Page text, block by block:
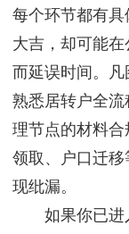
每个环节都有
大吉，却可能
而延误时间。凡
熟悉居转户全
理节点的材料合
领取、户口迁
现纰漏。
如果你已进